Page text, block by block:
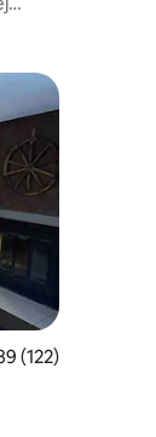
ocena: 4,89
(122)